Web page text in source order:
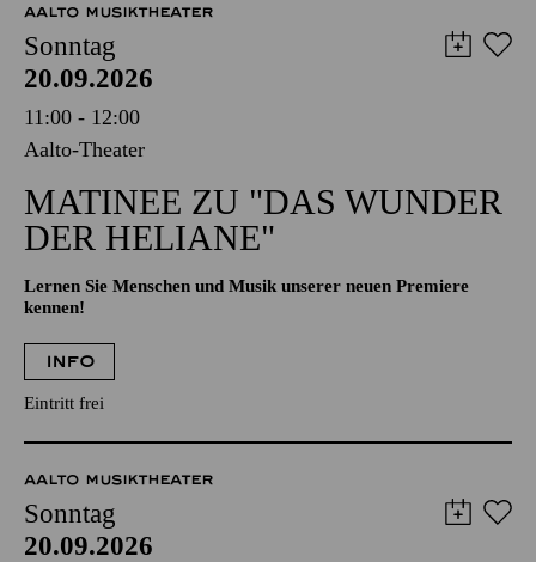
AALTO MUSIKTHEATER
Sonntag
20.09.2026
11:00 - 12:00
Aalto-Theater
MATINEE ZU "DAS WUNDER
DER HELIANE"
Lernen Sie Menschen und Musik unserer neuen Premiere
kennen!
INFO
Eintritt frei
AALTO MUSIKTHEATER
Sonntag
20.09.2026